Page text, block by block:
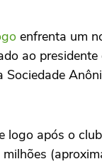
enfrenta um
ao
Sociedade
logo após o